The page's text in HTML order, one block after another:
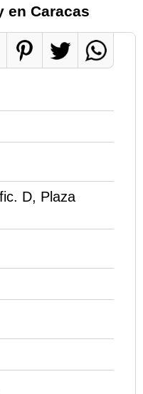
en Caracas
D, Plaza